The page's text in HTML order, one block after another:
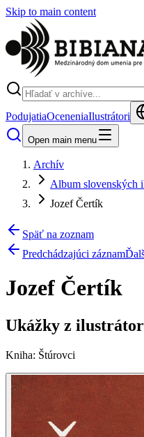
Skip to main content
PodujatiaOceneniaIlustrátori
Open main menu
Archív
Album slovenských
Jozef Čertík
Späť na zoznam
Predchádzajúci záznam
Jozef Čertík
Ukážky z
Kniha: Štúrovci